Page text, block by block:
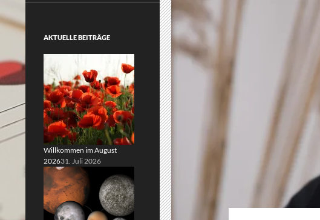
AKTUELLE BEITRÄGE
Willkommen im August
202631. Juli 2026